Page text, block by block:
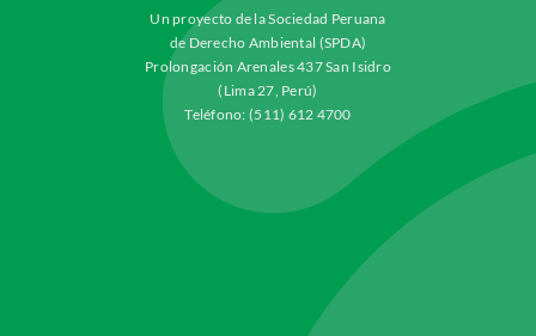
Un proyecto de la Sociedad Peruana
de Derecho Ambiental (SPDA)
Prolongación Arenales 437 San Isidro
(Lima 27, Perú)
Teléfono: (511) 612 4700